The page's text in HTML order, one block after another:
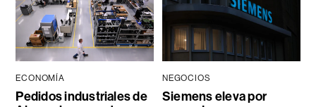
ECONOMÍA
Pedidos industriales de
NEGOCIOS
Siemens eleva por